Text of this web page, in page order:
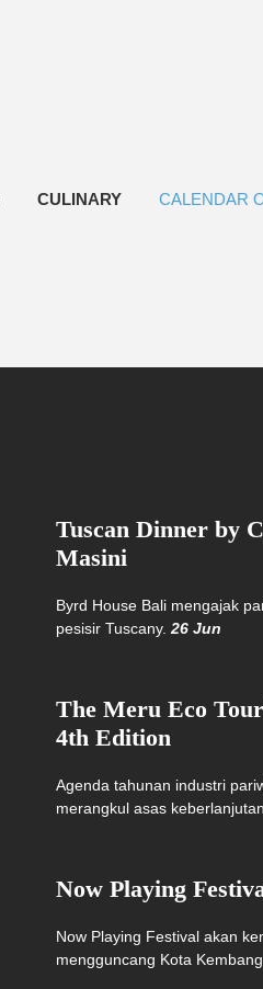
CULINARY CALENDAR
Tuscan Dinner by
Masini
Byrd House Bali mengajak
pesisir Tuscany. 26 Jun
The Meru Eco
4th Edition
Agenda tahunan industri
merangkul asas
Now Playing
Now Playing Festival akan
mengguncang Kota Kembang.